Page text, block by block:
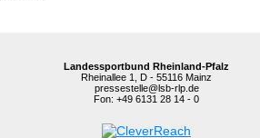
Landessportbund Rheinland-Pfalz
Rheinallee 1, D - 55116 Mainz
pressestelle@lsb-rlp.de
Fon: +49 6131 28 14 - 0